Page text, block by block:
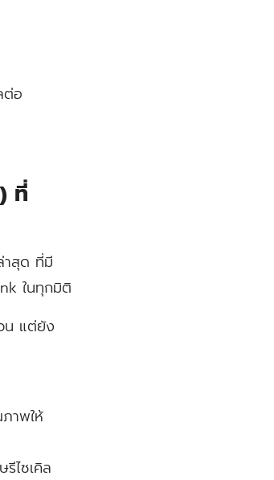
ต่อ
ที่
าสุด ที่มี
ในทุกมิติ
น แต่ยัง
าพให้
ไซเคิล